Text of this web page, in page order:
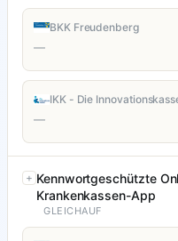
BKK Freudenberg
—
IKK - Die
—
Kennwortgeschützte
Krankenkassen-App
GLEICHAUF